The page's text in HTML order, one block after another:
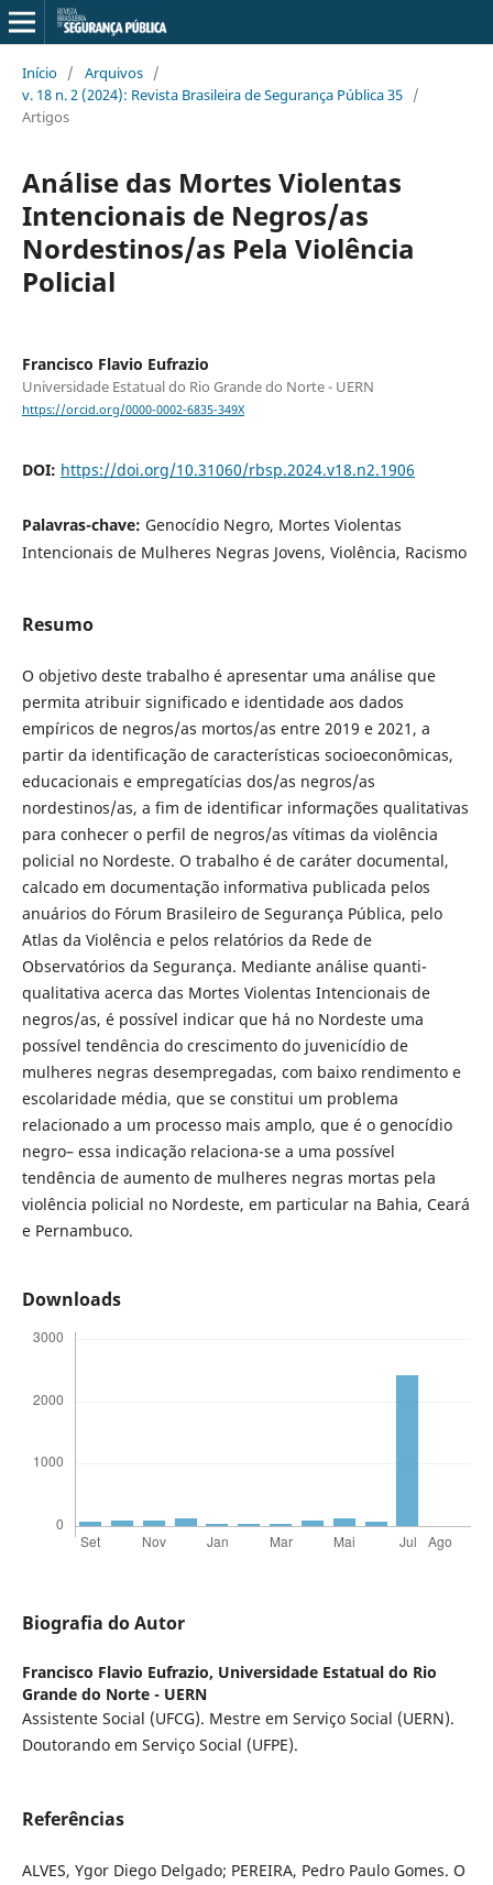
Início / Arquivos /
v. 18 n. 2 (2024): Revista Brasileira de Segurança Pública 35 /
Artigos
Análise das Mortes Violentas
Intencionais de Negros/as
Nordestinos/as Pela Violência
Policial
Francisco Flavio Eufrazio
Universidade Estatual do Rio Grande do Norte - UERN
https://orcid.org/0000-0002-6835-349X
DOI: https://doi.org/10.31060/rbsp.2024.v18.n2.1906
Palavras-chave: Genocídio Negro, Mortes Violentas
Intencionais de Mulheres Negras Jovens, Violência, Racismo
Resumo
O objetivo deste trabalho é apresentar uma análise que
permita atribuir significado e identidade aos dados
empíricos de negros/as mortos/as entre 2019 e 2021, a
partir da identificação de características socioeconômicas,
educacionais e empregatícias dos/as negros/as
nordestinos/as, a fim de identificar informações qualitativas
para conhecer o perfil de negros/as vítimas da violência
policial no Nordeste. O trabalho é de caráter documental,
calcado em documentação informativa publicada pelos
anuários do Fórum Brasileiro de Segurança Pública, pelo
Atlas da Violência e pelos relatórios da Rede de
Observatórios da Segurança. Mediante análise quanti-
qualitativa acerca das Mortes Violentas Intencionais de
negros/as, é possível indicar que há no Nordeste uma
possível tendência do crescimento do juvenicídio de
mulheres negras desempregadas, com baixo rendimento e
escolaridade média, que se constitui um problema
relacionado a um processo mais amplo, que é o genocídio
negro– essa indicação relaciona-se a uma possível
tendência de aumento de mulheres negras mortas pela
violência policial no Nordeste, em particular na Bahia, Ceará
e Pernambuco.
Downloads
Biografia do Autor
Francisco Flavio Eufrazio, Universidade Estatual do Rio
Grande do Norte - UERN
Assistente Social (UFCG). Mestre em Serviço Social (UERN).
Doutorando em Serviço Social (UFPE).
Referências
ALVES, Ygor Diego Delgado; PEREIRA, Pedro Paulo Gomes. O